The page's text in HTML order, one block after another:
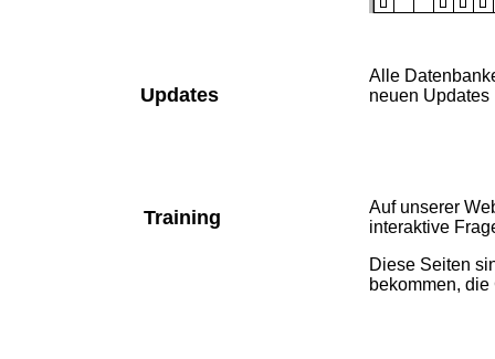
Updates
Alle
neuen
Training
Auf unserer
interaktive
Diese Seiten
bekommen,